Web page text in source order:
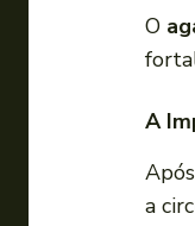
O
A
a